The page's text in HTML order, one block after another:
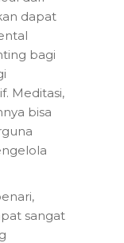
dapat
bagi
Meditasi,
bisa
sangat